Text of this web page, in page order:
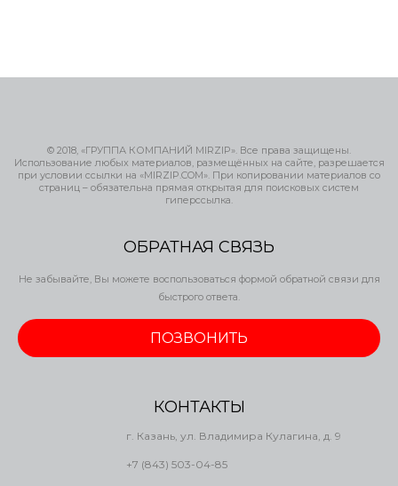
© 2018, «ГРУППА КОМПАНИЙ MIRZIP». Все права защищены.
Использование любых материалов, размещённых на сайте, разрешается
при условии ссылки на «MIRZIP.COM». При копировании материалов со
страниц – обязательна прямая открытая для поисковых систем
гиперссылка.
ОБРАТНАЯ СВЯЗЬ
Не забывайте, Вы можете воспользоваться формой обратной связи для
быстрого ответа.
ПОЗВОНИТЬ
КОНТАКТЫ
г. Казань, ул. Владимира Кулагина, д. 9
+7 (843) 503-04-85